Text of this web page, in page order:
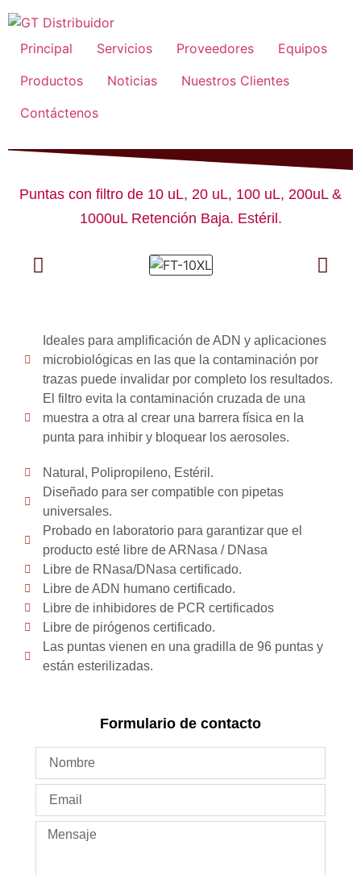
Principal Servicios Proveedores
Equipos
Productos
Noticias
Nuestros Clientes
Contáctenos
Puntas con filtro de 10 uL, 20 uL, 100 uL, 200uL &
1000uL Retención Baja. Estéril.
Ideales para amplificación de ADN y aplicaciones
microbiológicas en las que la contaminación por
trazas puede invalidar por completo los resultados.
El filtro evita la contaminación cruzada de una
muestra a otra al crear una barrera física en la
punta para inhibir y bloquear los aerosoles.
Natural, Polipropileno, Estéril.
Diseñado para ser compatible con pipetas
universales.
Probado en laboratorio para garantizar que el
producto esté libre de ARNasa / DNasa
Libre de RNasa/DNasa certificado.
Libre de ADN humano certificado.
Libre de inhibidores de PCR certificados
Libre de pirógenos certificado.
Las puntas vienen en una gradilla de 96 puntas y
están esterilizadas.
Formulario de contacto